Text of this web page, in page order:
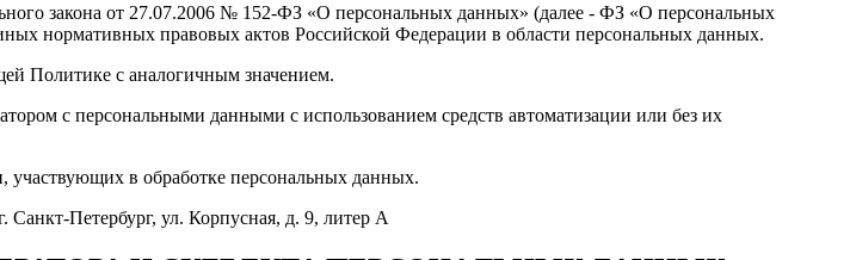
закона от 27.07.2006 № 152-ФЗ «О персональных данных» (далее - ФЗ «О персональных
нормативных правовых актов Российской Федерации в области персональных данных.
Политике с аналогичным значением.
с персональными данными с использованием средств автоматизации или без их
участвующих в обработке персональных данных.
Петербург, ул. Корпусная, д. 9, литер А